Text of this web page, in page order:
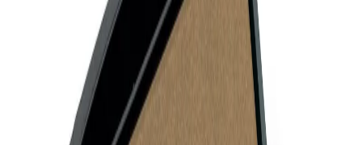
Colop Тампон за автоматичен
печат E/2600, 58 x 37 mm,
ненамастилен, сух